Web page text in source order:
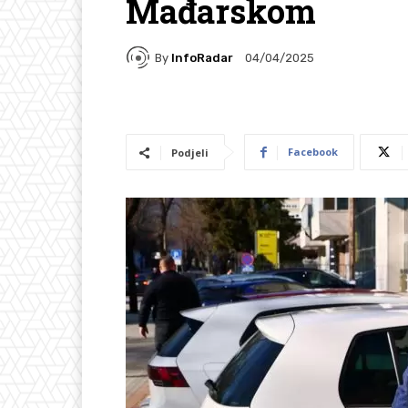
Mađarskom
By InfoRadar 04/04/2025
Podjeli Facebook